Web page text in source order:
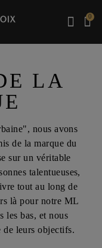
0
LA
nous avons
de la marque du
sur un véritable
talentueuses,
tout au long de
là pour notre ML
les bas, et nous
de leurs objectifs.